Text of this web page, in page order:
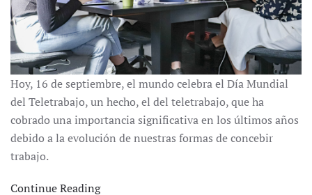
Hoy, 16 de septiembre, el mundo celebra el Día Mundial
del Teletrabajo, un hecho, el del teletrabajo, que ha
cobrado una importancia significativa en los últimos años
debido a la evolución de nuestras formas de concebir
trabajo.
Continue Reading